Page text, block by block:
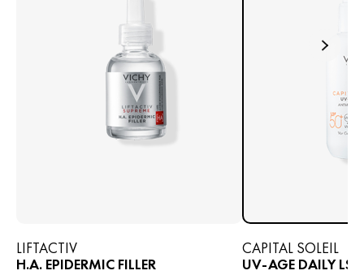
LIFTACTIV
H.A. EPIDERMIC FILLER
CAPITAL SOLEIL
UV-AGE DAILY